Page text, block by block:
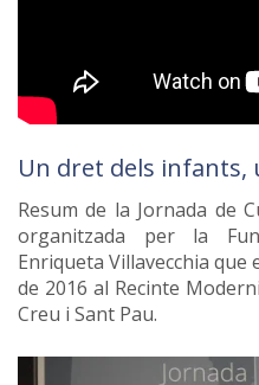
Un dret dels infants,
Resum de la Jornada de
organitzada per la
Enriqueta Villavecchia
de 2016 al Recinte
Creu i Sant Pau.